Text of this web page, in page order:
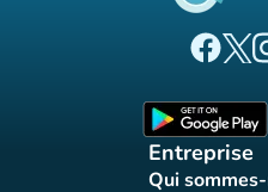
Entreprise
Qui